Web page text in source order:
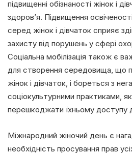
підвищенні обізнаності жінок і
здоров’я. Підвищення
серед жінок і дівчаток сприяє
захисту від порушень у сфері
Соціальна мобілізація також є
для створення середовища, що
жінок і дівчаток, і бореться з
соціокультурними практиками,
перешкоджати їхньому доступу
Міжнародний жіночий день є
необхідність просування прав